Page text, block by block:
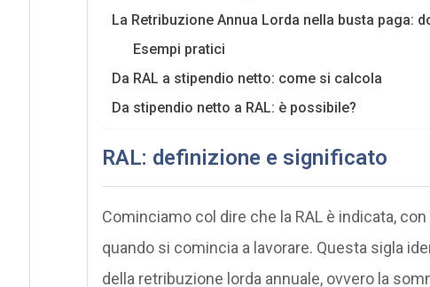
La Retribuzione Annua Lorda nella busta paga:
Esempi pratici
Da RAL a stipendio netto: come si calcola
Da stipendio netto a RAL: è possibile?
RAL: definizione e significato
Cominciamo col dire che la RAL è indicata,
quando si comincia a lavorare. Questa sigla
della retribuzione lorda annuale, ovvero la